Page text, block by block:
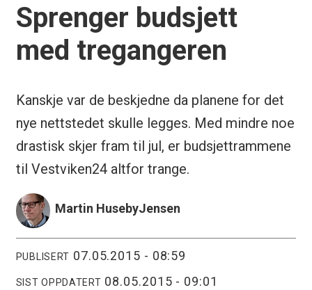
Sprenger budsjett
med tregangeren
Kanskje var de beskjedne da planene for det
nye nettstedet skulle legges. Med mindre noe
drastisk skjer fram til jul, er budsjettrammene
til Vestviken24 altfor trange.
Martin HusebyJensen
PUBLISERT 07.05.2015 - 08:59
SIST OPPDATERT 08.05.2015 - 09:01